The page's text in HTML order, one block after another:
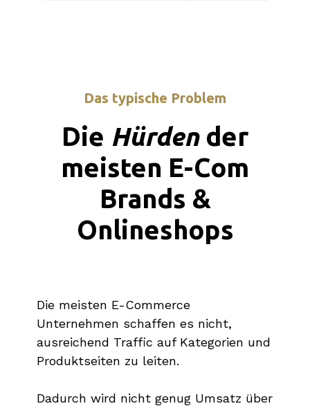
Das typische Problem
Die Hürdender
meisten E-Com
Brands &
Onlineshops
Die meisten E-Commerce
Unternehmen schaffen es nicht,
ausreichend Traffic auf Kategorien und
Produktseiten zu leiten.
Dadurch wird nicht genug Umsatz über